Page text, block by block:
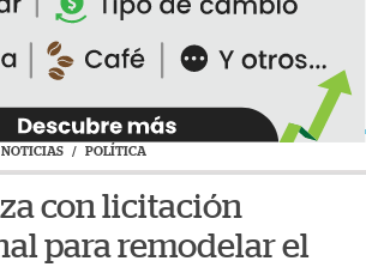
NOTICIAS / POLÍTICA
con licitación
para remodelar el